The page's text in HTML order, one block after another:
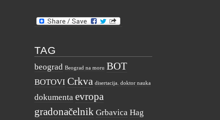
TAG
beograd Beograd na moru BOT
BOTOVI Crkva disertacija. doktor nauka
dokumenta evropa
gradonačelnik Grbavica Hag